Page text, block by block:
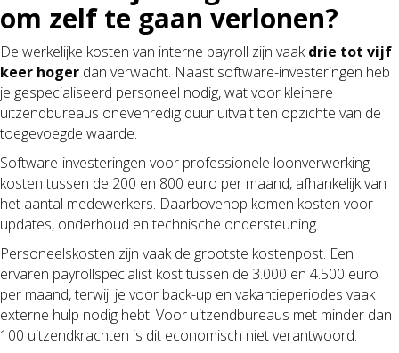
om zelf te gaan verlonen?
De werkelijke kosten van interne payroll zijn vaakdrie tot vijf
keer hoger dan verwacht. Naast software-investeringen heb
je gespecialiseerd personeel nodig, wat voor kleinere
uitzendbureaus onevenredig duur uitvalt ten opzichte van de
toegevoegde waarde.
Software-investeringen voor professionele loonverwerking
kosten tussen de 200 en 800 euro per maand, afhankelijk van
het aantal medewerkers. Daarbovenop komen kosten voor
updates, onderhoud en technische ondersteuning.
Personeelskosten zijn vaak de grootste kostenpost. Een
ervaren payrollspecialist kost tussen de 3.000 en 4.500 euro
per maand, terwijl je voor back-up en vakantieperiodes vaak
externe hulp nodig hebt. Voor uitzendbureaus met minder dan
100 uitzendkrachten is dit economisch niet verantwoord.